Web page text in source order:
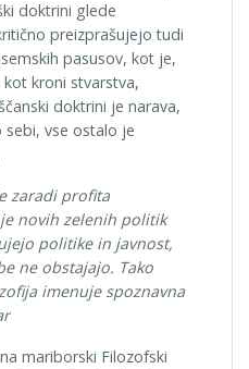
doktrini glede
preizprašujejo tudi
pasusov, kot je,
kroni stvarstva,
doktrini je narava,
vse ostalo je
zaradi profita
novih zelenih politik
politike in javnost,
ne obstajajo. Tako
imenuje spoznavna
mariborski Filozofski